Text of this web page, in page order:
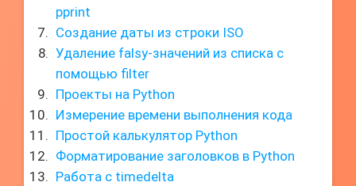
pprint
Создание даты из строки ISO
Удаление falsy-значений из списка с
помощью filter
Проекты на Python
Измерение времени выполнения кода
Простой калькулятор Python
Форматирование заголовков в Python
Работа с timedelta